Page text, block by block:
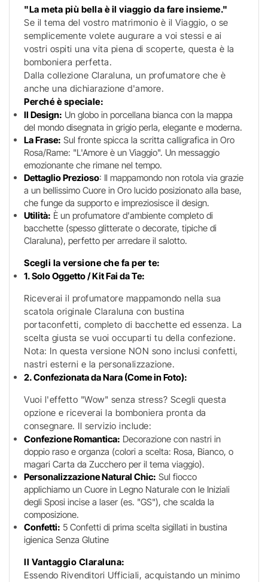
"La meta più bella è il viaggio da fare insieme."
Se il tema del vostro matrimonio è il Viaggio, o se
semplicemente volete augurare a voi stessi e ai
vostri ospiti una vita piena di scoperte, questa è la
bomboniera perfetta.
Dalla collezione Claraluna, un profumatore che è
anche una dichiarazione d'amore.
Perché è speciale:
Il Design: Un globo in porcellana bianca con la mappa
del mondo disegnata in grigio perla, elegante e moderna.
La Frase: Sul fronte spicca la scritta calligrafica in Oro
Rosa/Rame: "L'Amore è un Viaggio". Un messaggio
emozionante che rimane nel tempo.
Dettaglio Prezioso: Il mappamondo non rotola via grazie
a un bellissimo Cuore in Oro lucido posizionato alla base,
che funge da supporto e impreziosisce il design.
Utilità: È un profumatore d'ambiente completo di
bacchette (spesso glitterate o decorate, tipiche di
Claraluna), perfetto per arredare il salotto.
Scegli la versione che fa per te:
1. Solo Oggetto / Kit Fai da Te:
Riceverai il profumatore mappamondo nella sua
scatola originale Claraluna con bustina
portaconfetti, completo di bacchette ed essenza. La
scelta giusta se vuoi occuparti tu della confezione.
Nota: In questa versione NON sono inclusi confetti,
nastri esterni e la personalizzazione.
2. Confezionata da Nara (Come in Foto):
Vuoi l'effetto "Wow" senza stress? Scegli questa
opzione e riceverai la bomboniera pronta da
consegnare. Il servizio include:
Confezione Romantica: Decorazione con nastri in
doppio raso e organza (colori a scelta: Rosa, Bianco, o
magari Carta da Zucchero per il tema viaggio).
Personalizzazione Natural Chic: Sul fiocco
applichiamo un Cuore in Legno Naturale con le Iniziali
degli Sposi incise a laser (es. "GS"), che scalda la
composizione.
Confetti: 5 Confetti di prima scelta sigillati in bustina
igienica Senza Glutine
Il Vantaggio Claraluna:
Essendo Rivenditori Ufficiali, acquistando un minimo